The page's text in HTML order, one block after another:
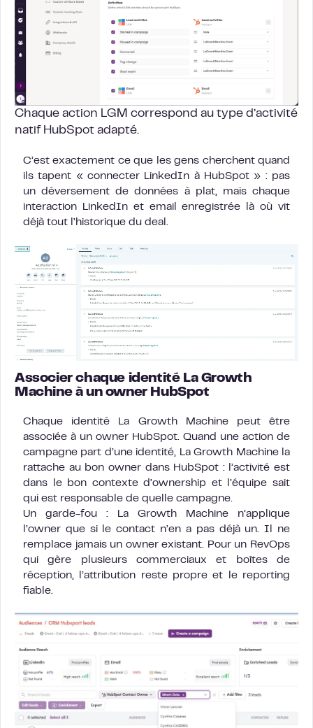
Chaque action LGM correspond au type d’activité
natif HubSpot adapté.
C’est exactement ce que les gens cherchent quand
ils tapent « connecter LinkedIn à HubSpot » : pas
un déversement de données à plat, mais chaque
interaction LinkedIn et email enregistrée là où vit
déjà tout l’historique du deal.
Associer chaque identité La Growth
Machine à un owner HubSpot
Chaque identité La Growth Machine peut être
associée à un owner HubSpot. Quand une action de
campagne part d’une identité, La Growth Machine la
rattache au bon owner dans HubSpot : l’activité est
dans le bon contexte d’ownership et l’équipe sait
qui est responsable de quelle campagne.
Un garde-fou : La Growth Machine n’applique
l’owner que si le contact n’en a pas déjà un. Il ne
remplace jamais un owner existant. Pour un RevOps
qui gère plusieurs commerciaux et boîtes de
réception, l’attribution reste propre et le reporting
fiable.